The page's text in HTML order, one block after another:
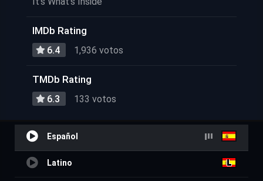
IMDb Rating
6.4 1,936 votos
TMDb Rating
6.3 133 votos
Español
Latino